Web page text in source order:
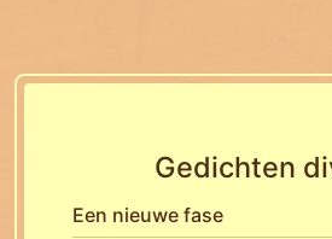
Gedichten
Een nieuwe fase